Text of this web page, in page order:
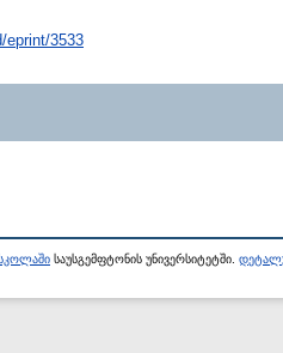
eprint/3533
საუსგემფტონის უნივერსიტეტში.